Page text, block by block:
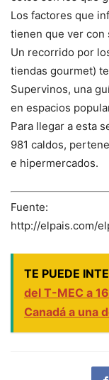
Los factores que
tienen que ver con
Un recorrido por
tiendas gourmet)
Supervinos, una
en espacios
Para llegar a esta
981 caldos,
e hipermercados.
Fuente:
http://elpais.com/
TE PUEDE
del T-MEC a
Canadá a una